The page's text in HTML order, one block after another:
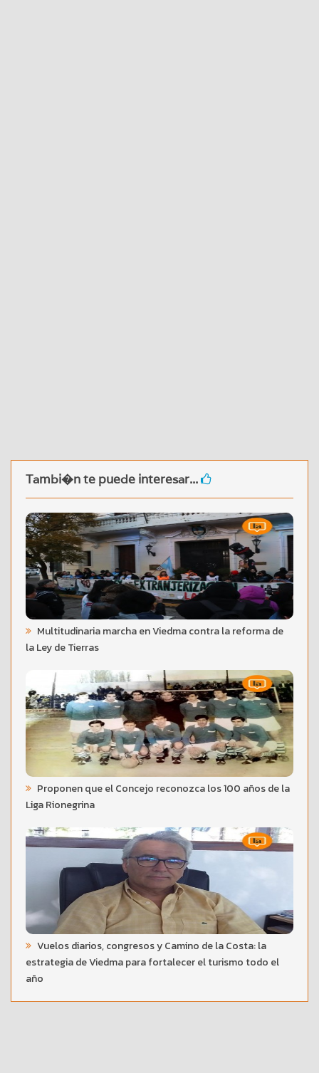
Tambi�n te puede interesar...
Multitudinaria marcha en Viedma contra la reforma de
la Ley de Tierras
Proponen que el Concejo reconozca los 100 años de la
Liga Rionegrina
Vuelos diarios, congresos y Camino de la Costa: la
estrategia de Viedma para fortalecer el turismo todo el
año